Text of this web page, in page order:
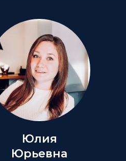
Юлия
Юрьевна